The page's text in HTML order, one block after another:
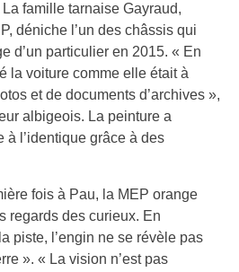
famille tarnaise Gayraud,
déniche l’un des châssis qui
d’un particulier en 2015. « En
la voiture comme elle était à
et de documents d’archives »,
albigeois. La peinture a
à l’identique grâce à des
fois à Pau, la MEP orange
regards des curieux. En
piste, l’engin ne se révèle pas
». « La vision n’est pas